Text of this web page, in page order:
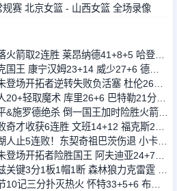
赛 北京女篮 - 山西女篮 全场录像